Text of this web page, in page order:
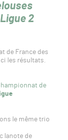
2
de France des
les résultats.
de
le même trio
lanote de